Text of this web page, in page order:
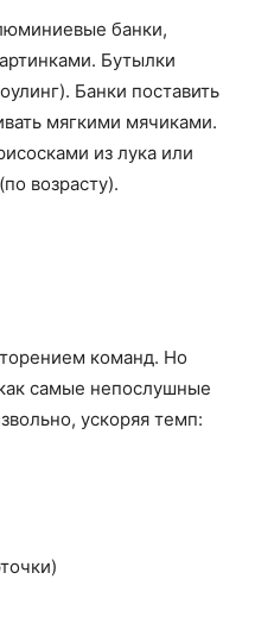
банки,
Бутылки
Банки поставить
мягкими мячиками.
из лука или
возрасту).
команд. Но
самые непослушные
ускоряя темп: